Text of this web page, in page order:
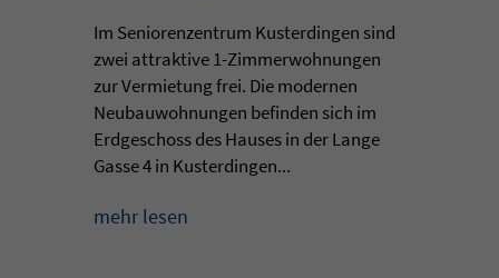
Im Seniorenzentrum Kusterdingen sind
zwei attraktive 1-Zimmerwohnungen
zur Vermietung frei. Die modernen
Neubauwohnungen befinden sich im
Erdgeschoss des Hauses in der Lange
Gasse 4 in Kusterdingen...
mehr lesen